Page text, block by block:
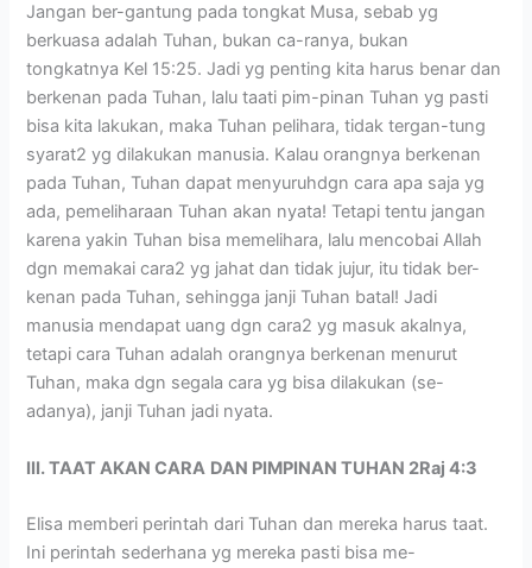
Jangan ber-gantung pada tongkat Musa, sebab yg
berkuasa adalah Tuhan, bukan ca-ranya, bukan
tongkatnya Kel 15:25. Jadi yg penting kita harus benar dan
berkenan pada Tuhan, lalu taati pim-pinan Tuhan yg pasti
bisa kita lakukan, maka Tuhan pelihara, tidak tergan-tung
syarat2 yg dilakukan manusia. Kalau orangnya berkenan
pada Tuhan, Tuhan dapat menyuruhdgn cara apa saja yg
ada, pemeliharaan Tuhan akan nyata! Tetapi tentu jangan
karena yakin Tuhan bisa memelihara, lalu mencobai Allah
dgn memakai cara2 yg jahat dan tidak jujur, itu tidak ber-
kenan pada Tuhan, sehingga janji Tuhan batal! Jadi
manusia mendapat uang dgn cara2 yg masuk akalnya,
tetapi cara Tuhan adalah orangnya berkenan menurut
Tuhan, maka dgn segala cara yg bisa dilakukan (se-
adanya), janji Tuhan jadi nyata.
III. TAAT AKAN CARA DAN PIMPINAN TUHAN 2Raj 4:3
Elisa memberi perintah dari Tuhan dan mereka harus taat.
Ini perintah sederhana yg mereka pasti bisa me-